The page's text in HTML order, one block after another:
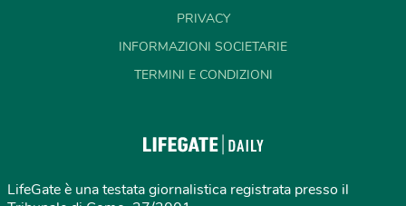
PRIVACY
INFORMAZIONI SOCIETARIE
TERMINI E CONDIZIONI
LifeGate è una testata giornalistica registrata presso il